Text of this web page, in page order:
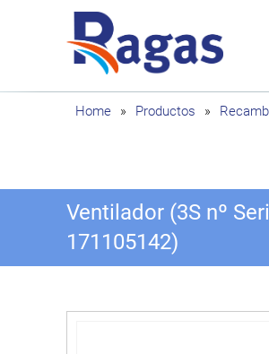
Home » Productos »
Ventilador (3S nº
171105142)